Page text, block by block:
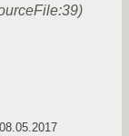
08.05.2017